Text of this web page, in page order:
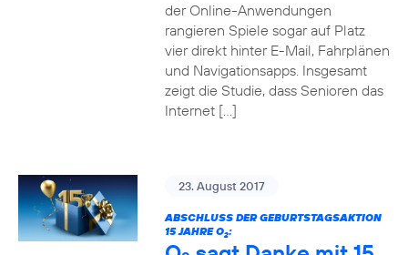
der Online-Anwendungen
rangieren Spiele sogar auf Platz
vier direkt hinter E-Mail, Fahrplänen
und Navigationsapps. Insgesamt
zeigt die Studie, dass Senioren das
Internet […]
23. August 2017
ABSCHLUSS DER GEBURTSTAGSAKTION
15 JAHRE O2: